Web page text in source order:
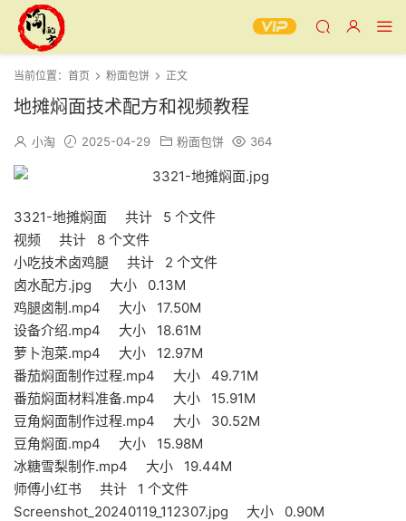
当前位置： 首页 粉面包饼 正文
地摊焖面技术配方和视频教程
小淘 2025-04-29 粉面包饼 364
3321-地摊焖面 共计 5 个文件
视频 共计 8 个文件
小吃技术卤鸡腿 共计 2 个文件
卤水配方.jpg 大小 0.13M
鸡腿卤制.mp4 大小 17.50M
设备介绍.mp4 大小 18.61M
萝卜泡菜.mp4 大小 12.97M
番茄焖面制作过程.mp4 大小 49.71M
番茄焖面材料准备.mp4 大小 15.91M
豆角焖面制作过程.mp4 大小 30.52M
豆角焖面.mp4 大小 15.98M
冰糖雪梨制作.mp4 大小 19.44M
师傅小红书 共计 1 个文件
Screenshot_20240119_112307.jpg 大小 0.90M